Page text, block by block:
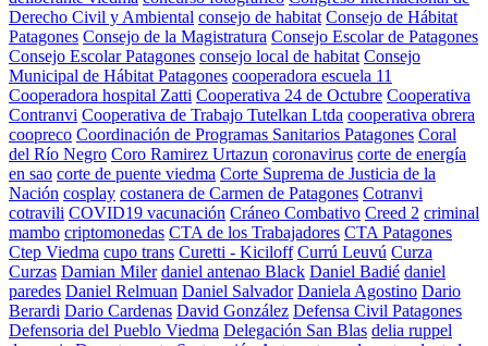
Derecho Civil y Ambiental consejo de habitat Consejo de Hábitat
Patagones Consejo de la Magistratura Consejo Escolar de Patagones
Consejo Escolar Patagones consejo local de habitat Consejo
Municipal de Hábitat Patagones cooperadora escuela 11
Cooperadora hospital Zatti Cooperativa 24 de Octubre Cooperativa
Contranvi Cooperativa de Trabajo Tutelkan Ltda cooperativa obrera
coopreco Coordinación de Programas Sanitarios Patagones Coral
del Río Negro Coro Ramirez Urtazun coronavirus corte de energía
en sao corte de puente viedma Corte Suprema de Justicia de la
Nación cosplay costanera de Carmen de Patagones Cotranvi
cotravili COVID19 vacunación Cráneo Combativo Creed 2 criminal
mambo criptomonedas CTA de los Trabajadores CTA Patagones
Ctep Viedma cupo trans Curetti - Kiciloff Currú Leuvú Curza
Curzas Damian Miler daniel antenao Black Daniel Badié daniel
paredes Daniel Relmuan Daniel Salvador Daniela Agostino Dario
Berardi Dario Cardenas David González Defensa Civil Patagones
Defensoria del Pueblo Viedma Delegación San Blas delia ruppel